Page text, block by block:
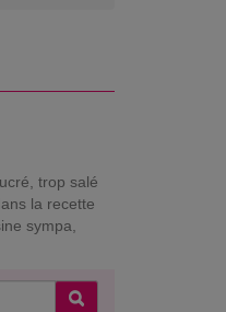
trop salé
la recette
sympa,